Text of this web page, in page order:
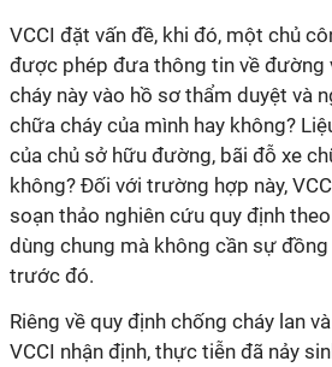
VCCI đặt vấn đề, khi đó, một chủ
được phép đưa thông tin về đường
cháy này vào hồ sơ thẩm duyệt và
chữa cháy của mình hay không?
của chủ sở hữu đường, bãi đỗ xe
không? Đối với trường hợp này,
soạn thảo nghiên cứu quy định
dùng chung mà không cần sự
trước đó.
Riêng về quy định chống cháy lan
VCCI nhận định, thực tiễn đã nảy